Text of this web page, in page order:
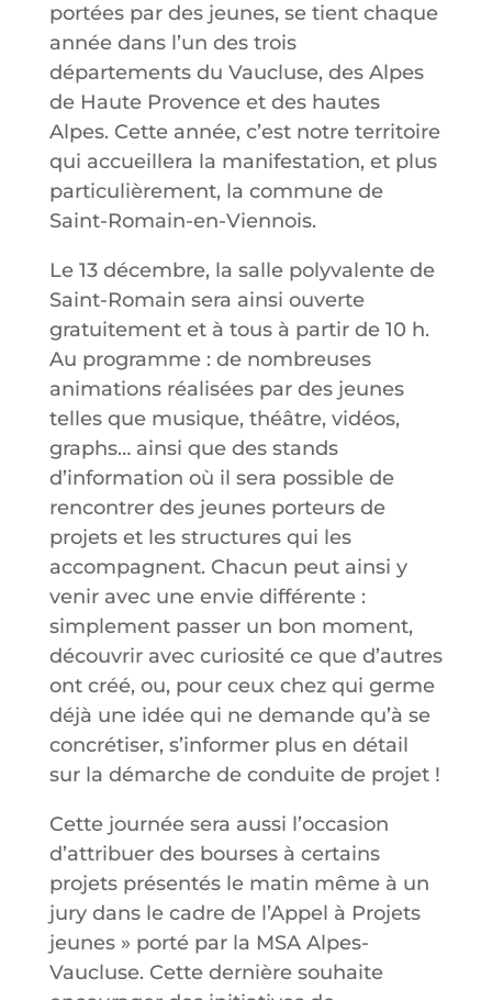
portées par des jeunes, se tient chaque
année dans l’un des trois
départements du Vaucluse, des Alpes
de Haute Provence et des hautes
Alpes. Cette année, c’est notre territoire
qui accueillera la manifestation, et plus
particulièrement, la commune de
Saint-Romain-en-Viennois.
Le 13 décembre, la salle polyvalente de
Saint-Romain sera ainsi ouverte
gratuitement et à tous à partir de 10 h.
Au programme : de nombreuses
animations réalisées par des jeunes
telles que musique, théâtre, vidéos,
graphs… ainsi que des stands
d’information où il sera possible de
rencontrer des jeunes porteurs de
projets et les structures qui les
accompagnent. Chacun peut ainsi y
venir avec une envie différente :
simplement passer un bon moment,
découvrir avec curiosité ce que d’autres
ont créé, ou, pour ceux chez qui germe
déjà une idée qui ne demande qu’à se
concrétiser, s’informer plus en détail
sur la démarche de conduite de projet !
Cette journée sera aussi l’occasion
d’attribuer des bourses à certains
projets présentés le matin même à un
jury dans le cadre de l’Appel à Projets
jeunes » porté par la MSA Alpes-
Vaucluse. Cette dernière souhaite